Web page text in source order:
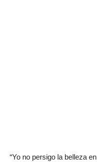
“Yo no persigo la belleza